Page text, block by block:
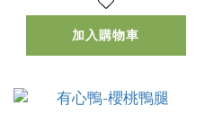
加入購物車